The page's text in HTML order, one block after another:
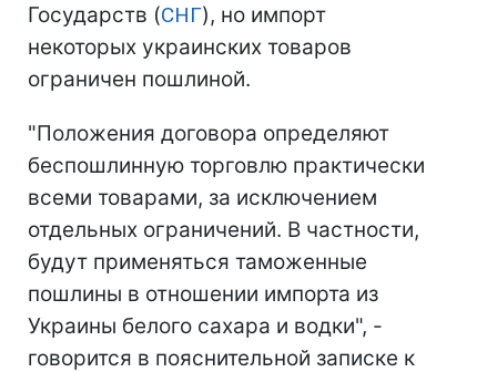
Государств (СНГ), но импорт
некоторых украинских товаров
ограничен пошлиной.
"Положения договора определяют
беспошлинную торговлю практически
всеми товарами, за исключением
отдельных ограничений. В частности,
будут применяться таможенные
пошлины в отношении импорта из
Украины белого сахара и водки", -
говорится в пояснительной записке к